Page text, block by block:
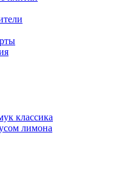
классика
лимона